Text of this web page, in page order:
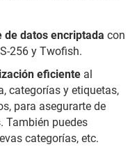
de datos encriptada con
256 y Twofish.
eficiente al
categorías y etiquetas,
para asegurarte de
También puedes
categorías, etc.